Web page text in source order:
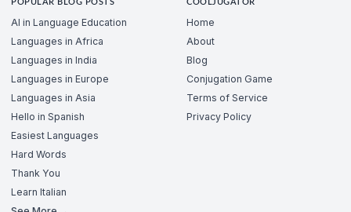
POPULAR BLOG POSTS
AI in Language Education
Languages in Africa
Languages in India
Languages in Europe
Languages in Asia
Hello in Spanish
Easiest Languages
Hard Words
Thank You
Learn Italian
COOLJUGATOR
Home
About
Blog
Conjugation Game
Terms of Service
Privacy Policy